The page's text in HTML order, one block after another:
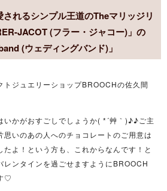
れるシンプル王道のTheマリッジリ
JACOT (フラー・ジャコー)」の
(ウェディングバンド)」
トジュエリーショップBROOCHの佐久間
いかがおすごしでしょうか( *´艸｀)♪♪ご主
思いのあの人へのチョコレートのご用意は
よ！という方も、これからなんです！と
レンタインを過ごせますようにBROOCH
♡